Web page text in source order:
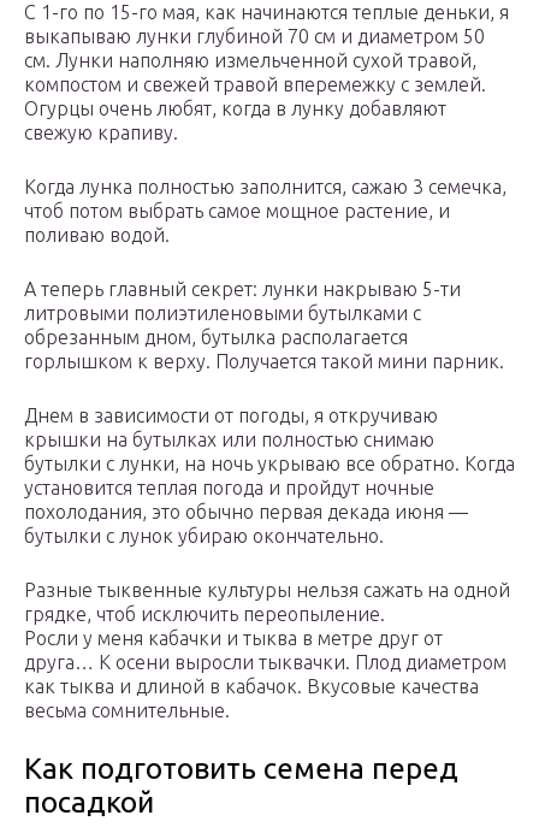
С 1-го по 15-го мая, как начинаются теплые деньки, я
выкапываю лунки глубиной 70 см и диаметром 50
см. Лунки наполняю измельченной сухой травой,
компостом и свежей травой вперемежку с землей.
Огурцы очень любят, когда в лунку добавляют
свежую крапиву.
Когда лунка полностью заполнится, сажаю 3 семечка,
чтоб потом выбрать самое мощное растение, и
поливаю водой.
А теперь главный секрет: лунки накрываю 5-ти
литровыми полиэтиленовыми бутылками с
обрезанным дном, бутылка располагается
горлышком к верху. Получается такой мини парник.
Днем в зависимости от погоды, я откручиваю
крышки на бутылках или полностью снимаю
бутылки с лунки, на ночь укрываю все обратно. Когда
установится теплая погода и пройдут ночные
похолодания, это обычно первая декада июня —
бутылки с лунок убираю окончательно.
Разные тыквенные культуры нельзя сажать на одной
грядке, чтоб исключить переопыление.
Росли у меня кабачки и тыква в метре друг от
друга… К осени выросли тыквачки. Плод диаметром
как тыква и длиной в кабачок. Вкусовые качества
весьма сомнительные.
Как подготовить семена перед
посадкой